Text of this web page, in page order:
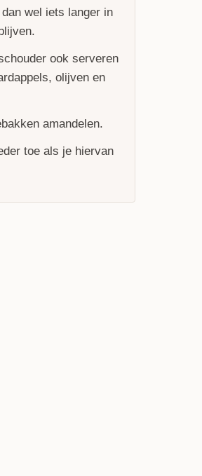
wel iets langer in
ook serveren
olijven en
amandelen.
toe als je hiervan